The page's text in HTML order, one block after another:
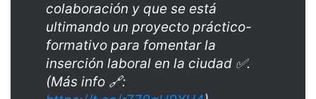
colaboración y que se está
ultimando un proyecto práctico-
formativo para fomentar la
inserción laboral en la ciudad ✅.
(Más info 🔗: